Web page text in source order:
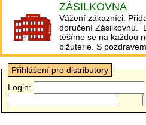
ZÁSILKOVNA
Vážení zákazníci.
doručení Zásilkovnu.
těšíme se na každou
bižuterie. S
Přihlášení pro distributory
Login: